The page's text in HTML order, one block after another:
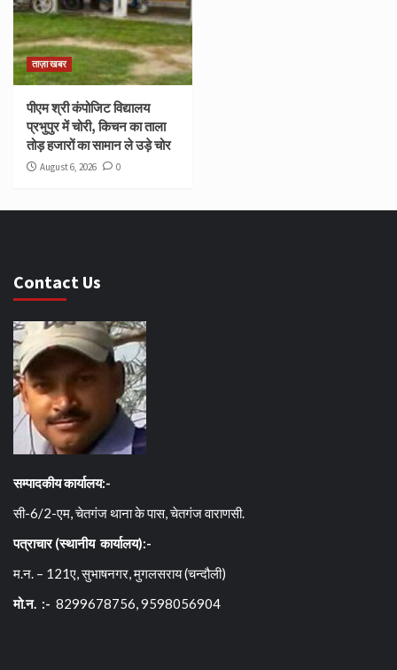
ताज़ा खबर
पीएम श्री कंपोजिट विद्यालय
प्रभुपुर में चोरी, किचन का ताला
तोड़ हजारों का सामान ले उड़े चोर
August 6, 2026 0
Contact Us
सम्पादकीय कार्यालय:-
सी-6/2-एम, चेतगंज थाना के पास, चेतगंज वाराणसी.
पत्राचार (स्थानीय कार्यालय):-
म.न. – 121ए, सुभाषनगर, मुगलसराय (चन्दौली)
मो.न. :- 8299678756, 9598056904